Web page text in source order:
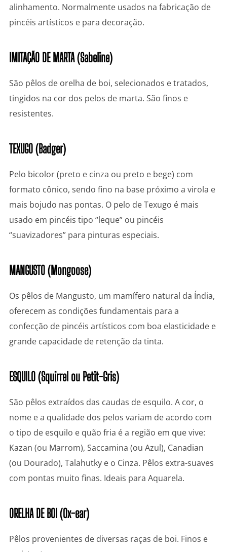
alinhamento. Normalmente usados na fabricação de
pincéis artísticos e para decoração.
IMITAÇÃO DE MARTA (Sabeline)
São pêlos de orelha de boi, selecionados e tratados,
tingidos na cor dos pelos de marta. São finos e
resistentes.
TEXUGO (Badger)
Pelo bicolor (preto e cinza ou preto e bege) com
formato cônico, sendo fino na base próximo a virola e
mais bojudo nas pontas. O pelo de Texugo é mais
usado em pincéis tipo “leque” ou pincéis
“suavizadores” para pinturas especiais.
MANGUSTO (Mongoose)
Os pêlos de Mangusto, um mamífero natural da Índia,
oferecem as condições fundamentais para a
confecção de pincéis artísticos com boa elasticidade e
grande capacidade de retenção da tinta.
ESQUILO (Squirrel ou Petit-Gris)
São pêlos extraídos das caudas de esquilo. A cor, o
nome e a qualidade dos pelos variam de acordo com
o tipo de esquilo e quão fria é a região em que vive:
Kazan (ou Marrom), Saccamina (ou Azul), Canadian
(ou Dourado), Talahutky e o Cinza. Pêlos extra-suaves
com pontas muito finas. Ideais para Aquarela.
ORELHA DE BOI (Ox-ear)
Pêlos provenientes de diversas raças de boi. Finos e